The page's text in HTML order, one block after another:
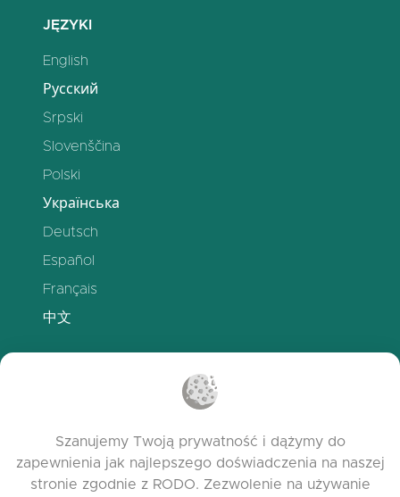
JĘZYKI
English
Русский
Srpski
Slovenščina
Polski
Українська
Deutsch
Español
Français
中文
Zostaw opinię
Discord
Szanujemy Twoją prywatność i dążymy do
zapewnienia jak najlepszego doświadczenia na naszej
stronie zgodnie z RODO. Zezwolenie na używanie